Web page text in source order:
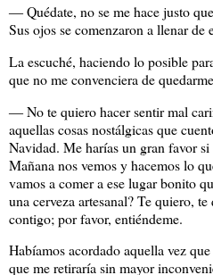
― Quédate, no se me hace justo
Sus ojos se comenzaron a llenar de
La escuché, haciendo lo posible
que no me convenciera de
― No te quiero hacer sentir mal
aquellas cosas nostálgicas que
Navidad. Me harías un gran favor
Mañana nos vemos y hacemos lo
vamos a comer a ese lugar bonito
una cerveza artesanal? Te quiero,
contigo; por favor, entiéndeme.
Habíamos acordado aquella vez
que me retiraría sin mayor